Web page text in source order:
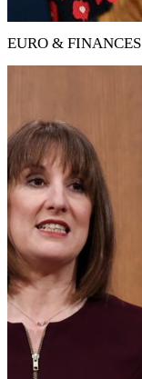
EURO & FINANCES